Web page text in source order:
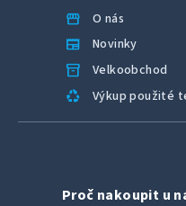
storefront O nás
newspaper Novinky
inventory_2 Velkoobchod
recycling Výkup použité
Proč nakoupit u